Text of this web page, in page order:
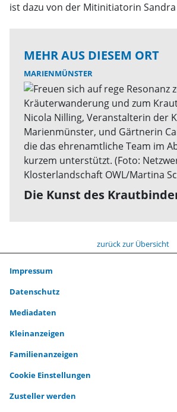
ist dazu von der Mitinitiatorin
MEHR AUS DIESEM ORT
MARIENMÜNSTER
Die Kunst des
zurück zur Übersicht
Impressum
Datenschutz
Mediadaten
Kleinanzeigen
Familienanzeigen
Cookie Einstellungen
Zusteller werden